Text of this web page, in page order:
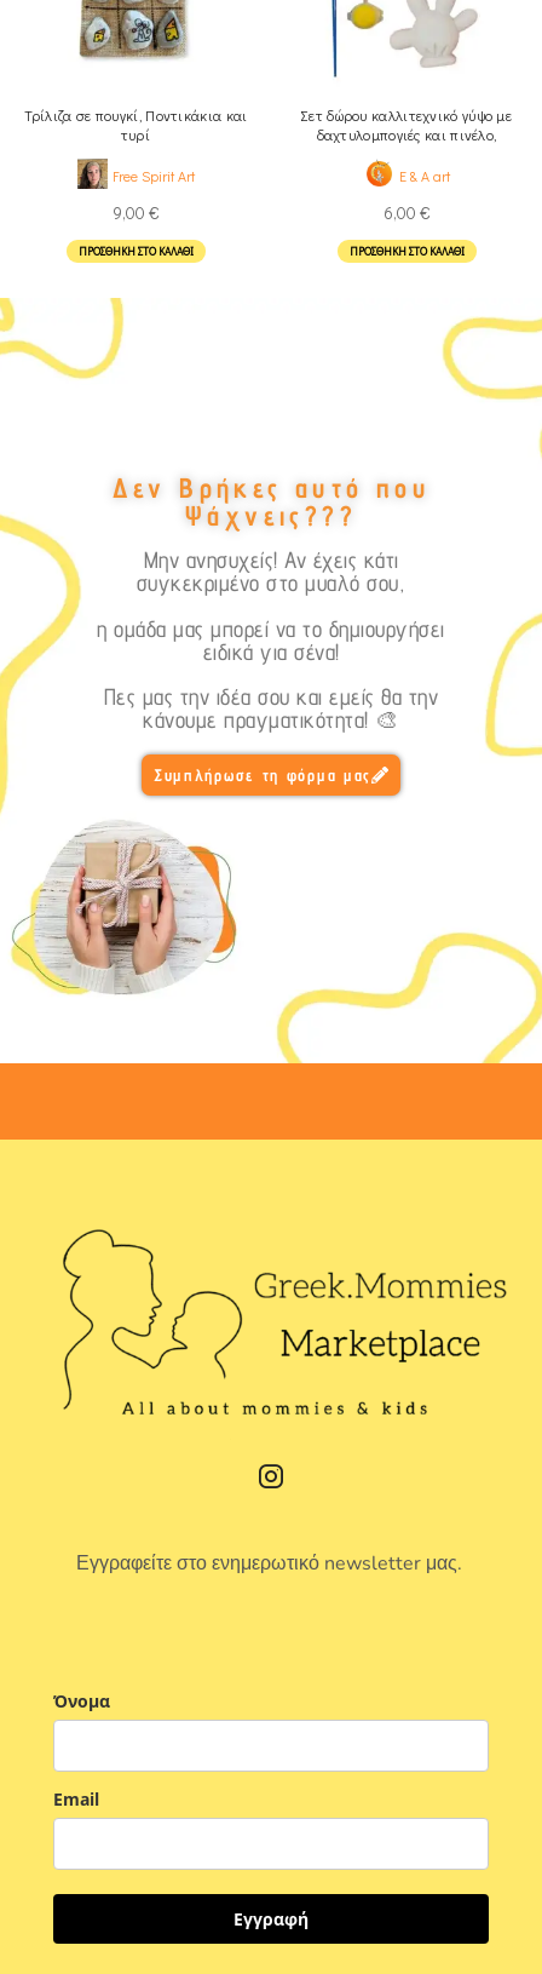
Τρίλιζα σε πουγκί, Ποντικάκια και
τυρί
Free Spirit Art
9,00 €
ΠΡΟΣΘΉΚΗ ΣΤΟ ΚΑΛΆΘΙ
Σετ δώρου καλλιτεχνικό γύψο με
δαχτυλομπογιές και πινέλο,
E & A art
6,00 €
ΠΡΟΣΘΉΚΗ ΣΤΟ ΚΑΛΆΘΙ
Δεν Βρήκες αυτό που
Ψάχνεις???
Μην ανησυχείς! Αν έχεις κάτι
συγκεκριμένο στο μυαλό σου,
η ομάδα μας μπορεί να το δημιουργήσει
ειδικά για σένα!
Πες μας την ιδέα σου και εμείς θα την
κάνουμε πραγματικότητα! 🎨
Συμπλήρωσε τη φόρμα μας
Εγγραφείτε στο ενημερωτικό newsletter μας.
Όνομα
Email
Εγγραφή